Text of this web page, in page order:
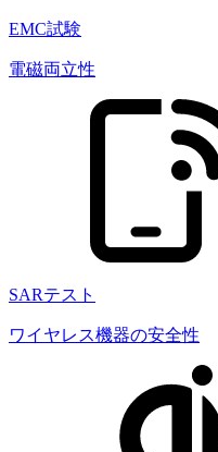
EMC試験
電磁両立性
SARテスト
ワイヤレス機器の安全性